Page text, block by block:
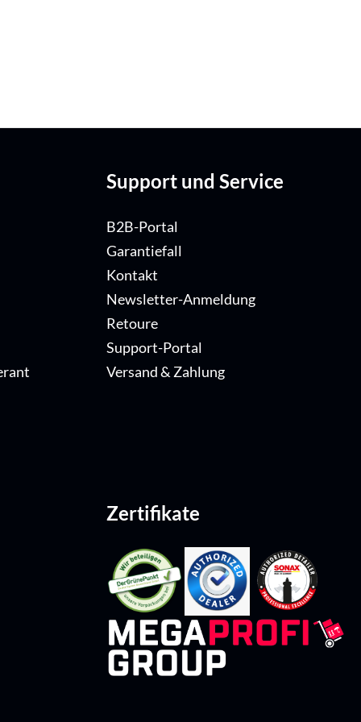
Support und Service
B2B-Portal
Garantiefall
Kontakt
Newsletter-Anmeldung
Retoure
Support-Portal
Versand & Zahlung
Zertifikate